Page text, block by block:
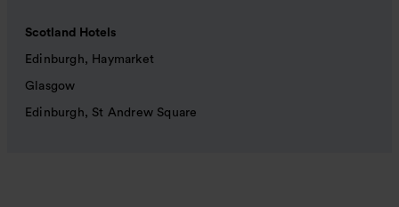
Scotland Hotels
Edinburgh, Haymarket
Glasgow
Edinburgh, St Andrew Square